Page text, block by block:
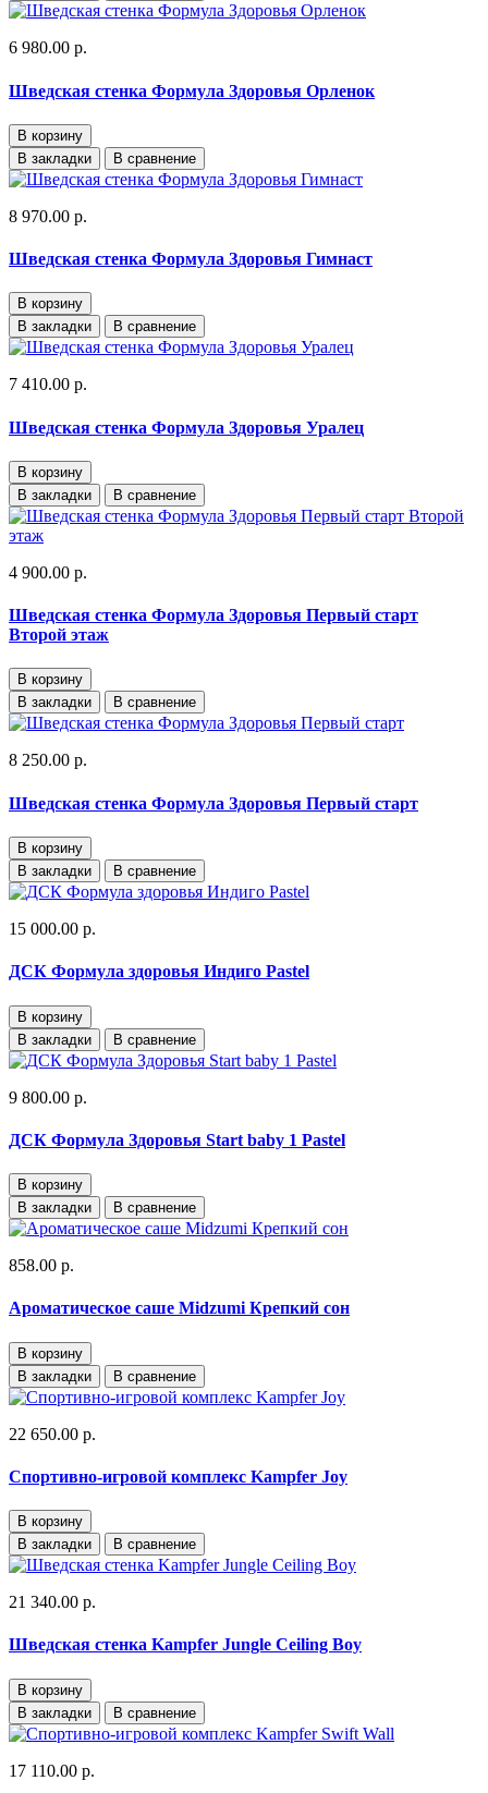
6 980.00 р.
Шведская стенка Формула Здоровья Орленок
В корзину
В закладки
В сравнение
8 970.00 р.
Шведская стенка Формула Здоровья Гимнаст
В корзину
В закладки
В сравнение
7 410.00 р.
Шведская стенка Формула Здоровья Уралец
В корзину
В закладки
В сравнение
4 900.00 р.
Шведская стенка Формула Здоровья Первый старт
Второй этаж
В корзину
В закладки
В сравнение
8 250.00 р.
Шведская стенка Формула Здоровья Первый старт
В корзину
В закладки
В сравнение
15 000.00 р.
ДСК Формула здоровья Индиго Pastel
В корзину
В закладки
В сравнение
9 800.00 р.
ДСК Формула Здоровья Start baby 1 Pastel
В корзину
В закладки
В сравнение
858.00 р.
Ароматическое саше Midzumi Крепкий сон
В корзину
В закладки
В сравнение
22 650.00 р.
Спортивно-игровой комплекс Kampfer Joy
В корзину
В закладки
В сравнение
21 340.00 р.
Шведская стенка Kampfer Jungle Ceiling Boy
В корзину
В закладки
В сравнение
17 110.00 р.